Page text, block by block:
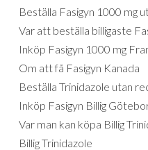
Beställa Fasigyn 1000 mg
Var att beställa billigaste
Inköp Fasigyn 1000 mg
Om att få Fasigyn Kanada
Beställa Trinidazole utan
Inköp Fasigyn Billig
Var man kan köpa Billig
Billig Trinidazole